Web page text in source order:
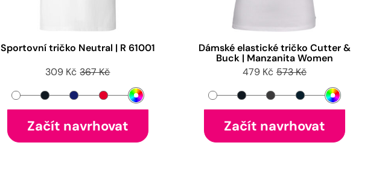
Sportovní tričko Neutral | R 61001
309 Kč 367 Kč
Začít navrhovat
Dámské elastické tričko Cutter &
Buck | Manzanita Women
479 Kč 573 Kč
Začít navrhovat